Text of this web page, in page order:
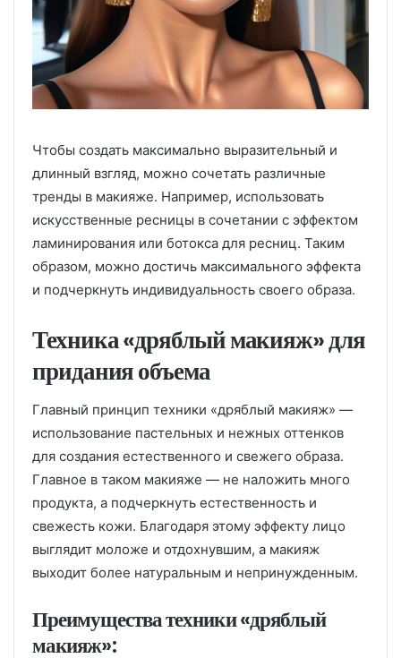
Чтобы создать максимально выразительный и
длинный взгляд, можно сочетать различные
тренды в макияже. Например, использовать
искусственные ресницы в сочетании с эффектом
ламинирования или ботокса для ресниц. Таким
образом, можно достичь максимального эффекта
и подчеркнуть индивидуальность своего образа.
Техника «дряблый макияж» для
придания объема
Главный принцип техники «дряблый макияж» —
использование пастельных и нежных оттенков
для создания естественного и свежего образа.
Главное в таком макияже — не наложить много
продукта, а подчеркнуть естественность и
свежесть кожи. Благодаря этому эффекту лицо
выглядит моложе и отдохнувшим, а макияж
выходит более натуральным и непринужденным.
Преимущества техники «дряблый
макияж»: